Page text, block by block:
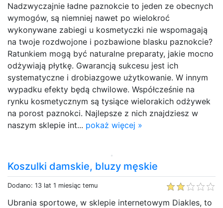
Nadzwyczajnie ładne paznokcie to jeden ze obecnych
wymogów, są niemniej nawet po wielokroć
wykonywane zabiegi u kosmetyczki nie wspomagają
na twoje rozdwojone i pozbawione blasku paznokcie?
Ratunkiem mogą być naturalne preparaty, jakie mocno
odżywiają płytkę. Gwarancją sukcesu jest ich
systematyczne i drobiazgowe użytkowanie. W innym
wypadku efekty będą chwilowe. Współcześnie na
rynku kosmetycznym są tysiące wielorakich odżywek
na porost paznokci. Najlepsze z nich znajdziesz w
naszym sklepie int... pokaż więcej »
Koszulki damskie, bluzy męskie
Dodano: 13 lat 1 miesiąc temu
Ubrania sportowe, w sklepie internetowym Diakles, to